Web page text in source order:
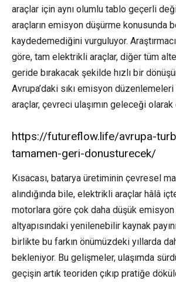
araçlar için aynı olumlu tablo geçerli
araçların emisyon düşürme konusunda
kaydedemediğini vurguluyor.
göre, tam elektrikli araçlar, diğer tüm
geride bırakacak şekilde hızlı bir
Avrupa’daki sıkı emisyon düzenlemeleri
araçlar, çevreci ulaşımın geleceği olarak
https://futureflow.life/avrupa-
tamamen-geri-donusturecek/
Kısacası, batarya üretiminin çevresel
alındığında bile, elektrikli araçlar hâlâ
motorlara göre çok daha düşük emisyon
altyapısındaki yenilenebilir kaynak
birlikte bu farkın önümüzdeki yıllarda
bekleniyor. Bu gelişmeler, ulaşımda
geçişin artık teoriden çıkıp pratiğe